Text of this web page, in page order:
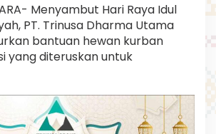
B
A
N
T
U
9
K
Menyambut Hari Raya Idul
PT. Trinusa Dharma Utama
bantuan hewan kurban
yang diteruskan untuk